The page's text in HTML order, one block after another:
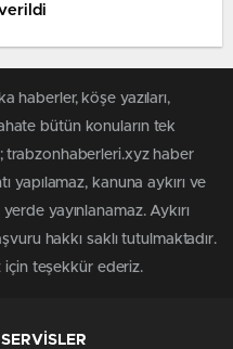
haberler, köşe yazıları,
bütün konuların tek
haber
yapılamaz, kanuna aykırı ve
yayınlanamaz. Aykırı
hakkı saklı tutulmaktadır.
teşekkür ederiz.
SERVİSLER